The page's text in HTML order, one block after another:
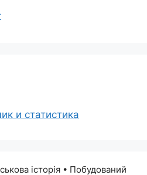
історія• Побудований